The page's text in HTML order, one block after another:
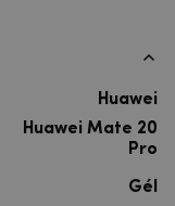
Huawei
Huawei Mate 20
Pro
Gél